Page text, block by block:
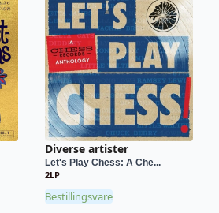
Diverse artister
Let's Play Chess: A Che...
2LP
Bestillingsvare